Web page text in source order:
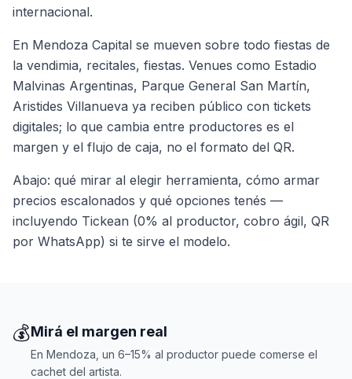
internacional.
En Mendoza Capital se mueven sobre todo fiestas de
la vendimia, recitales, fiestas. Venues como Estadio
Malvinas Argentinas, Parque General San Martín,
Aristides Villanueva ya reciben público con tickets
digitales; lo que cambia entre productores es el
margen y el flujo de caja, no el formato del QR.
Abajo: qué mirar al elegir herramienta, cómo armar
precios escalonados y qué opciones tenés —
incluyendo Tickean (0% al productor, cobro ágil, QR
por WhatsApp) si te sirve el modelo.
💰Mirá el margen real
En Mendoza, un 6–15% al productor puede comerse el
cachet del artista.